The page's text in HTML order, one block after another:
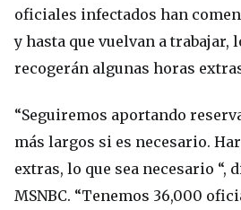
oficiales infectados han
y hasta que vuelvan a trabajar,
recogerán algunas horas
“Seguiremos aportando
más largos si es necesario.
extras, lo que sea necesario “,
MSNBC. “Tenemos 36,000